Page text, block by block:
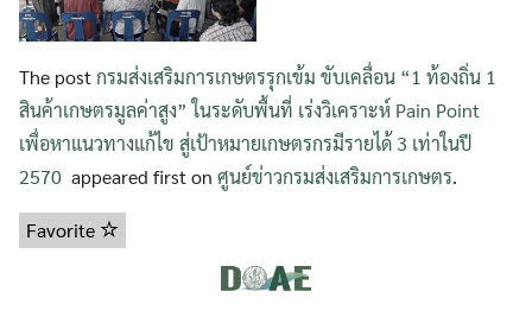
The postกรมส่งเสริมการเกษตรรุกเข้ม ขับเคลื่อน “1 ท้องถิ่น 1
สินค้าเกษตรมูลค่าสูง” ในระดับพื้นที่ เร่งวิเคราะห์ Pain Point
เพื่อหาแนวทางแก้ไข สู่เป้าหมายเกษตรกรมีรายได้ 3 เท่าในปี
2570 appeared first on ศูนย์ข่าวกรมส่งเสริมการเกษตร.
Favorite